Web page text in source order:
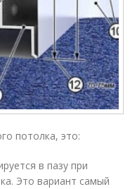
потолка, это:
в пазу при
Это вариант самый